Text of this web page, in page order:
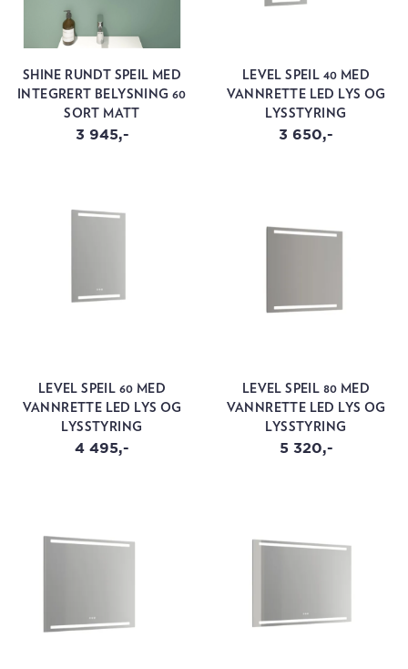
SHINE RUNDT SPEIL MED
INTEGRERT BELYSNING 60
SORT MATT
3 945,-
LEVEL SPEIL 40 MED
VANNRETTE LED LYS OG
LYSSTYRING
3 650,-
LEVEL SPEIL 60 MED
VANNRETTE LED LYS OG
LYSSTYRING
4 495,-
LEVEL SPEIL 80 MED
VANNRETTE LED LYS OG
LYSSTYRING
5 320,-